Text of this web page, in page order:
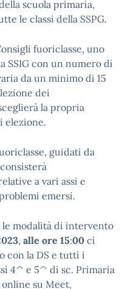
scuola primaria,
le classi della SSPG.
fuoriclasse, uno
SSIG con un numero di
da un minimo di 15
dei
la propria
elezione.
guidati da
a vari assi e
emersi.
modalità di intervento
, alle ore 15:00 ci
con la DS e tutti i
4^ e 5^ di sc. Primaria
su Meet,